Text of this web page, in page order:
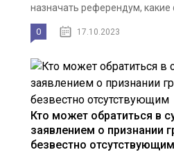
назначать референдум, какие
0 17.10.2023
Кто может обратиться в
заявлением о признании
безвестно отсутствующим